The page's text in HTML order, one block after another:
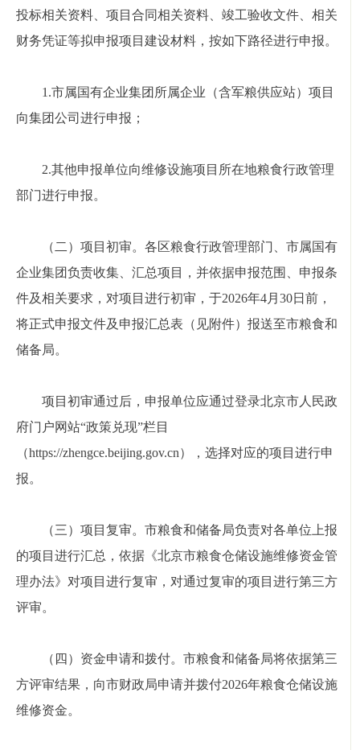
投标相关资料、项目合同相关资料、竣工验收文件、相关
财务凭证等拟申报项目建设材料，按如下路径进行申报。
1.市属国有企业集团所属企业（含军粮供应站）项目
向集团公司进行申报；
2.其他申报单位向维修设施项目所在地粮食行政管理
部门进行申报。
（二）项目初审。各区粮食行政管理部门、市属国有
企业集团负责收集、汇总项目，并依据申报范围、申报条
件及相关要求，对项目进行初审，于2026年4月30日前，
将正式申报文件及申报汇总表（见附件）报送至市粮食和
储备局。
项目初审通过后，申报单位应通过登录北京市人民政
府门户网站“政策兑现”栏目
（https://zhengce.beijing.gov.cn），选择对应的项目进行申
报。
（三）项目复审。市粮食和储备局负责对各单位上报
的项目进行汇总，依据《北京市粮食仓储设施维修资金管
理办法》对项目进行复审，对通过复审的项目进行第三方
评审。
（四）资金申请和拨付。市粮食和储备局将依据第三
方评审结果，向市财政局申请并拨付2026年粮食仓储设施
维修资金。